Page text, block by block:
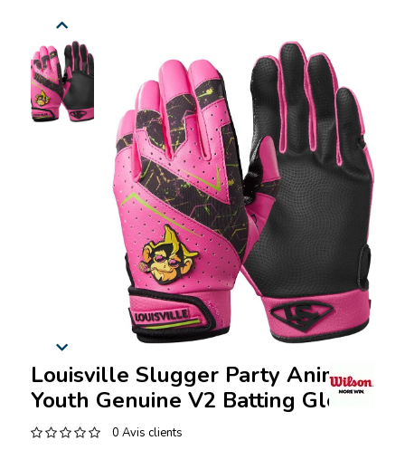
Louisville Slugger Party Animals
Youth Genuine V2 Batting Gloves
0 Avis clients